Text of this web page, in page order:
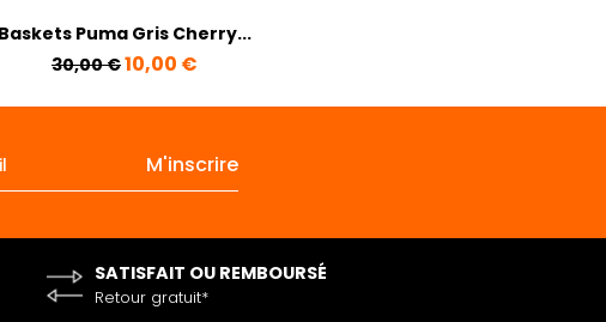
Baskets Puma Gris Cherry...
Prix de base
30,00 €Prix
10,00 €
SATISFAIT OU REMBOURSÉ
Retour gratuit*